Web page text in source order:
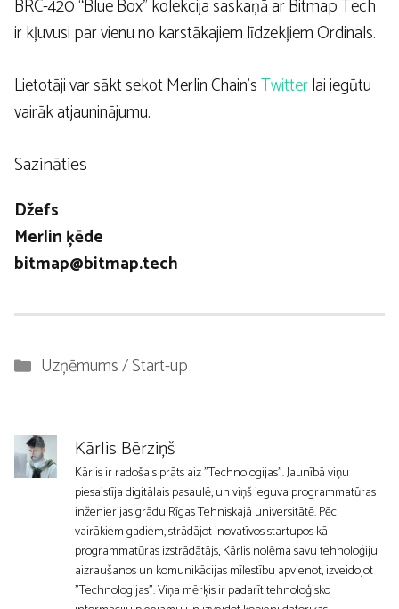
BRC-420 “Blue Box” kolekcija saskaņā ar Bitmap Tech
ir kļuvusi par vienu no karstākajiem līdzekļiem Ordinals.
Lietotāji var sākt sekot Merlin Chain’sTwitterlai iegūtu
vairāk atjauninājumu.
Sazināties
Džefs
Merlin ķēde
bitmap@bitmap.tech
Kategorijas
Uzņēmums / Start-up
Kārlis Bērziņš
Kārlis ir radošais prāts aiz "Technologijas". Jaunībā viņu
piesaistīja digitālais pasaulē, un viņš ieguva programmatūras
inženierijas grādu Rīgas Tehniskajā universitātē. Pēc
vairākiem gadiem, strādājot inovatīvos startupos kā
programmatūras izstrādātājs, Kārlis nolēma savu tehnoloģiju
aizraušanos un komunikācijas mīlestību apvienot, izveidojot
"Technologijas". Viņa mērķis ir padarīt tehnoloģisko